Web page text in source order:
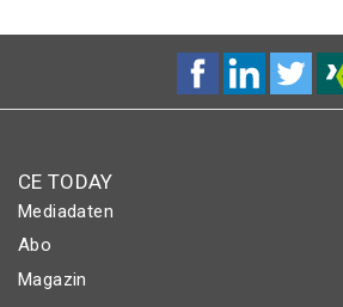
CE TODAY
Mediadaten
Abo
Magazin